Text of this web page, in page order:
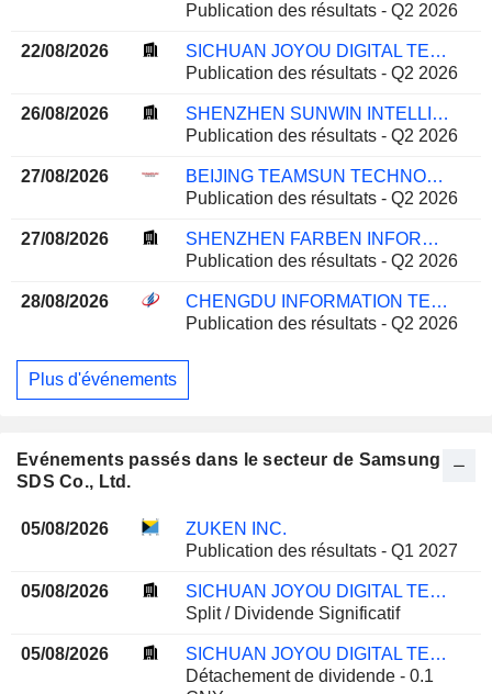
Publication des résultats - Q2 2026
22/08/2026
SICHUAN JOYOU DIGITAL TECHNOLOGIES CO.,LTD.
Publication des résultats - Q2 2026
26/08/2026
SHENZHEN SUNWIN INTELLIGENT CO., LTD.
Publication des résultats - Q2 2026
27/08/2026
BEIJING TEAMSUN TECHNOLOGY CO.,LTD.
Publication des résultats - Q2 2026
27/08/2026
SHENZHEN FARBEN INFORMATION TECHNOLOGY CO.,LTD.
Publication des résultats - Q2 2026
28/08/2026
CHENGDU INFORMATION TECHNOLOGY OF CHINESE ACADEMY OF SCIENCES CO.,LTD
Publication des résultats - Q2 2026
Plus d'événements
Evénements passés dans le secteur de Samsung
SDS Co., Ltd.
05/08/2026
ZUKEN INC.
Publication des résultats - Q1 2027
05/08/2026
SICHUAN JOYOU DIGITAL TECHNOLOGIES CO.,LTD.
Split / Dividende Significatif
05/08/2026
SICHUAN JOYOU DIGITAL TECHNOLOGIES CO.,LTD.
Détachement de dividende - 0.1